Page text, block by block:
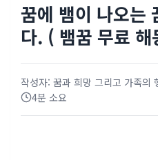
꿈에 뱀이 나오는
다. ( 뱀꿈 무료 해
작성자: 꿈과 희망 그리고 가족의
4분 소요